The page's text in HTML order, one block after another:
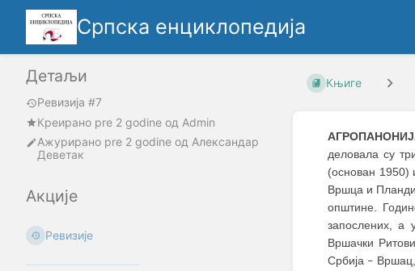
Српска енциклопедија
Детаљи
Ревизија #7
Креирано pre 2 godine oд Admin
Ажурирано pre 2 godine од Александар
Деветак
Акције
Ревизије
Књиге
деловала су
(основан 1950)
Вршца и
општине.
запослених, а
Вршачки Ритови
Србија –